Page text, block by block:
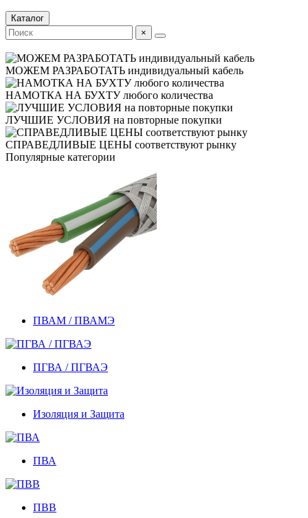
Каталог
×
МОЖЕМ РАЗРАБОТАТЬ индивидуальный кабель
НАМОТКА НА БУХТУлюбого количества
ЛУЧШИЕ УСЛОВИЯ на повторные покупки
СПРАВЕДЛИВЫЕ ЦЕНЫ соответствуют рынку
Популярные категории
ПВАМ / ПВАМЭ
ПГВА / ПГВАЭ
Изоляция и Защита
ПВА
ПВВ